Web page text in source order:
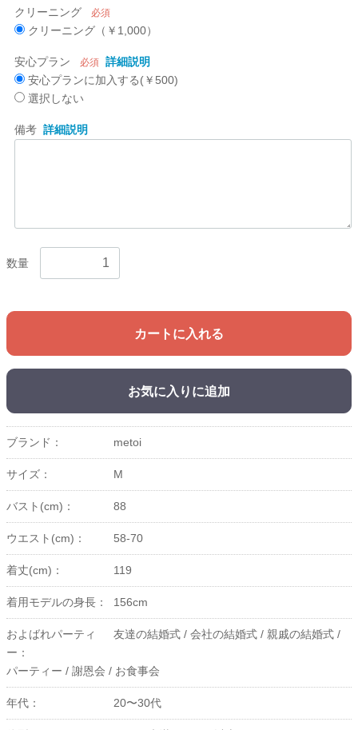
クリーニング 必須
クリーニング（￥1,000）
安心プラン 必須 詳細説明
安心プランに加入する(￥500)
選択しない
備考 詳細説明
数量
カートに入れる
お気に入りに追加
ブランド： metoi
サイズ： M
バスト(cm)： 88
ウエスト(cm)： 58-70
着丈(cm)： 119
着用モデルの身長： 156cm
およばれパーティ
ー：
友達の結婚式 / 会社の結婚式 / 親戚の結婚式 /
パーティー / 謝恩会 / お食事会
年代： 20〜30代